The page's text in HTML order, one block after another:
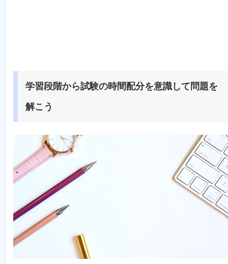
学習段階から試験の時間配分を意識して問題を
解こう